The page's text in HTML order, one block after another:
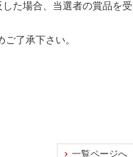
た場合、当選者の賞品を受
了承下さい。
一覧ページへ